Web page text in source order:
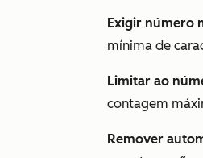
Exigir número
mínima de
Limitar ao
contagem
Remover